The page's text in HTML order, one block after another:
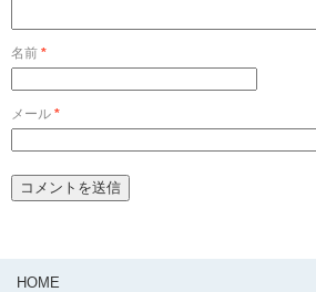
名前 *
メール *
HOME